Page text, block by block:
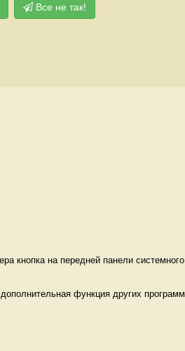
Все не так!
кнопка на передней панели системного
функция других программ